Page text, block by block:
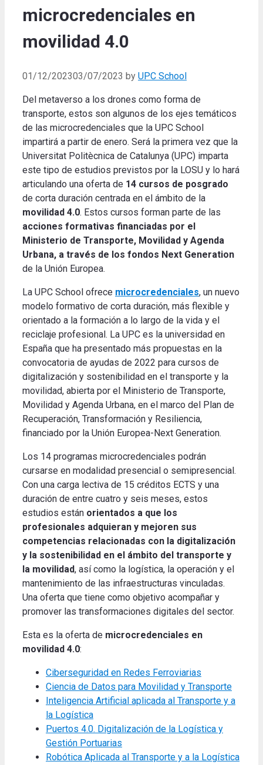
microcredenciales en
movilidad 4.0
01/12/202303/07/2023 by UPC School
Del metaverso a los drones como forma de
transporte, estos son algunos de los ejes temáticos
de las microcredenciales que la UPC School
impartirá a partir de enero. Será la primera vez que la
Universitat Politècnica de Catalunya (UPC) imparta
este tipo de estudios previstos por la LOSU y lo hará
articulando una oferta de 14 cursos de posgrado
de corta duración centrada en el ámbito de la
movilidad 4.0. Estos cursos forman parte de las
acciones formativas financiadas por el
Ministerio de Transporte, Movilidad y Agenda
Urbana, a través de los fondos Next Generation
de la Unión Europea.
La UPC School ofrece microcredenciales, un nuevo
modelo formativo de corta duración, más flexible y
orientado a la formación a lo largo de la vida y el
reciclaje profesional. La UPC es la universidad en
España que ha presentado más propuestas en la
convocatoria de ayudas de 2022 para cursos de
digitalización y sostenibilidad en el transporte y la
movilidad, abierta por el Ministerio de Transporte,
Movilidad y Agenda Urbana, en el marco del Plan de
Recuperación, Transformación y Resiliencia,
financiado por la Unión Europea-Next Generation.
Los 14 programas microcredenciales podrán
cursarse en modalidad presencial o semipresencial.
Con una carga lectiva de 15 créditos ECTS y una
duración de entre cuatro y seis meses, estos
estudios están orientados a que los
profesionales adquieran y mejoren sus
competencias relacionadas con la digitalización
y la sostenibilidad en el ámbito del transporte y
la movilidad, así como la logística, la operación y el
mantenimiento de las infraestructuras vinculadas.
Una oferta que tiene como objetivo acompañar y
promover las transformaciones digitales del sector.
Esta es la oferta de microcredenciales en
movilidad 4.0:
Ciberseguridad en Redes Ferroviarias
Ciencia de Datos para Movilidad y Transporte
Inteligencia Artificial aplicada al Transporte y a
la Logística
Puertos 4.0. Digitalización de la Logística y
Gestión Portuarias
Robótica Aplicada al Transporte y a la Logística